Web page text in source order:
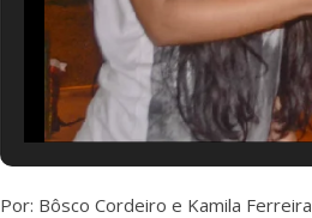
Por: Bôsco Cordeiro e Kamila Ferreira